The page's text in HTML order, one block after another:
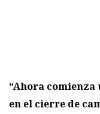
“Ahora comienza
en el cierre de